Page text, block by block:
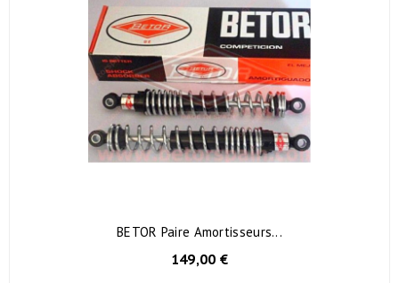
BETOR Paire Amortisseurs...
149,00 €